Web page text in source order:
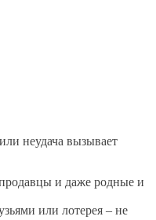
неудача вызывает
и даже родные и
или лотерея – не